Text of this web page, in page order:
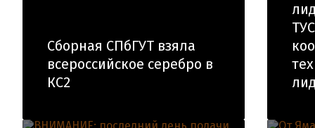
Сборная СПбГУТ взяла
всероссийское серебро в
КС2